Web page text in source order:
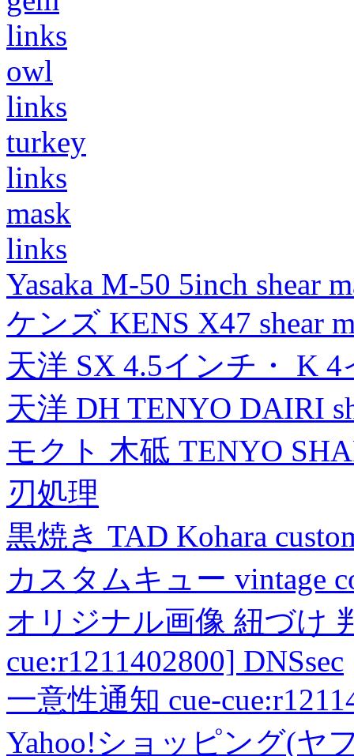
links
owl
links
turkey
links
mask
links
Yasaka M-50 5inch shear
ケンズ KENS X47 shear
天洋 SX 4.5インチ・ K
天洋 DH TENYO DAIRI
モクト 木砥 TENYO
刃処理
黒焼き TAD Kohara
カスタムキュー vintage
オリジナル画像 紐づけ
cue:r1211402800] DNSsec
一意性通知 cue-
Yahoo!ショッピング(ヤ